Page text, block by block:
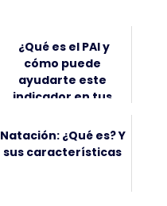
¿Qué es el PAI y
cómo puede
ayudarte este
indicador en tus
Natación: ¿Qué es? Y
sus características